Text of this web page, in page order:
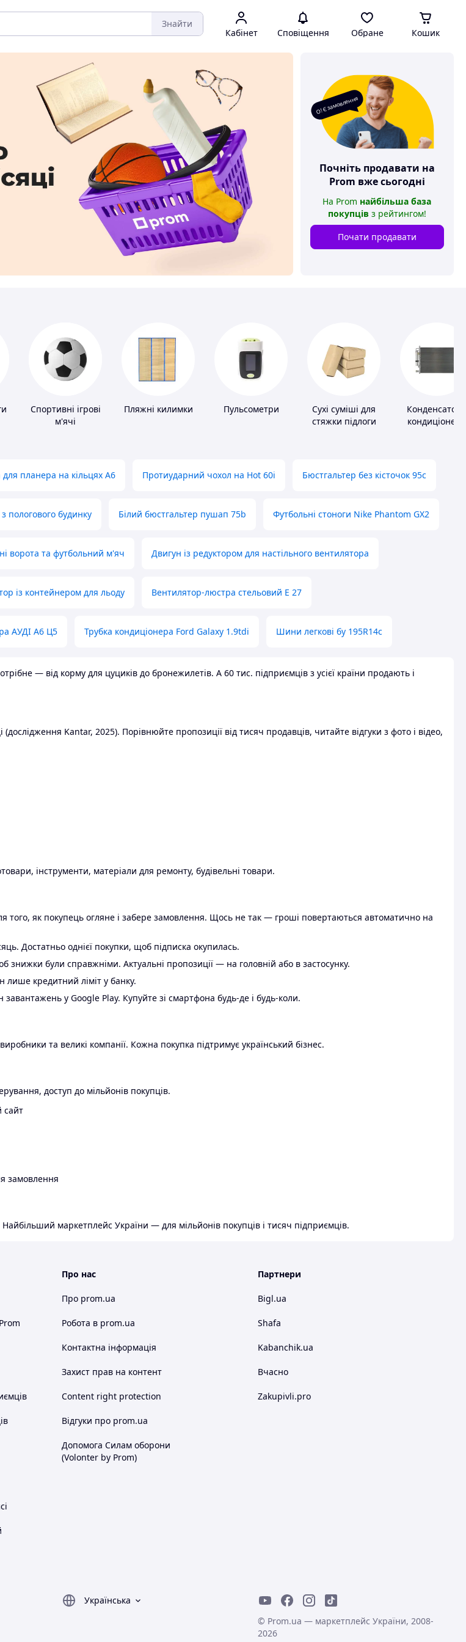
Знайти
Кабінет Сповіщення Обране Кошик
О! Є замовлення
Почніть продавати на
Prom вже сьогодні
На Prom найбільша база
покупців з рейтингом!
Почати продавати
Спортивні ігрові
м'ячі
Пляжні килимки Пульсометри
Сухі суміші для
стяжки підлоги
кондиціонера
планера на кільцях А6 Протиударний чохол на Hot 60i Бюстгальтер без кісточок 95с
пологового будинку Білий бюстгальтер пушап 75b Футбольні стоноги Nike Phantom GX2
ворота та футбольний м'яч Двигун із редуктором для настільного вентилятора
із контейнером для льоду Вентилятор-люстра стельовий E 27
АУДІ А6 Ц5 Трубка кондиціонера Ford Galaxy 1.9tdi Шини легкові бу 195R14c
— від корму для цуциків до бронежилетів. А 60 тис. підприємців з усієї країни продають і
Kantar, 2025). Порівнюйте пропозиції від тисяч продавців, читайте відгуки з фото і відео,
інструменти, матеріали для ремонту, будівельні товари.
як покупець огляне і забере замовлення. Щось не так — гроші повертаються автоматично на
Достатньо однієї покупки, щоб підписка окупилась.
знижки були справжніми. Актуальні пропозиції — на головній або в застосунку.
лише кредитний ліміт у банку.
у Google Play. Купуйте зі смартфона будь-де і будь-коли.
та великі компанії. Кожна покупка підтримує український бізнес.
доступ до мільйонів покупців.
сайт
замовлення
маркетплейс України — для мільйонів покупців і тисяч підприємців.
Про нас
Про prom.ua
Робота в prom.ua
Контактна інформація
Захист прав на контент
Content right protection
Відгуки про prom.ua
Допомога Силам оборони
(Volonter by Prom)
Партнери
Bigl.ua
Shafa
Kabanchik.ua
Вчасно
Zakupivli.pro
Українська
© Prom.ua — маркетплейс України, 2008-
2026